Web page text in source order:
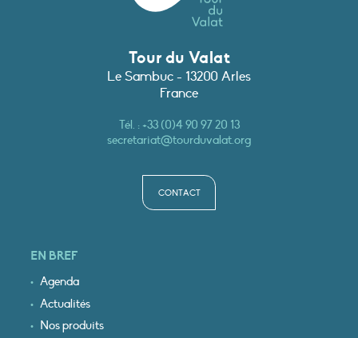
Tour du Valat
Le Sambuc - 13200 Arles
France
Tél. :+33 (0)4 90 97 20 13
secretariat@tourduvalat.org
CONTACT
EN BREF
Agenda
Actualités
Nos produits